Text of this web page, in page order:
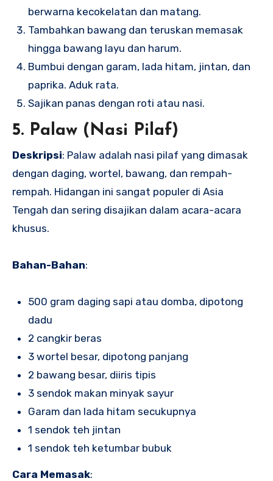
berwarna kecokelatan dan matang.
Tambahkan bawang dan teruskan memasak
hingga bawang layu dan harum.
Bumbui dengan garam, lada hitam, jintan, dan
paprika. Aduk rata.
Sajikan panas dengan roti atau nasi.
5. Palaw (Nasi Pilaf)
Deskripsi: Palaw adalah nasi pilaf yang dimasak
dengan daging, wortel, bawang, dan rempah-
rempah. Hidangan ini sangat populer di Asia
Tengah dan sering disajikan dalam acara-acara
khusus.
Bahan-Bahan:
500 gram daging sapi atau domba, dipotong
dadu
2 cangkir beras
3 wortel besar, dipotong panjang
2 bawang besar, diiris tipis
3 sendok makan minyak sayur
Garam dan lada hitam secukupnya
1 sendok teh jintan
1 sendok teh ketumbar bubuk
Cara Memasak: